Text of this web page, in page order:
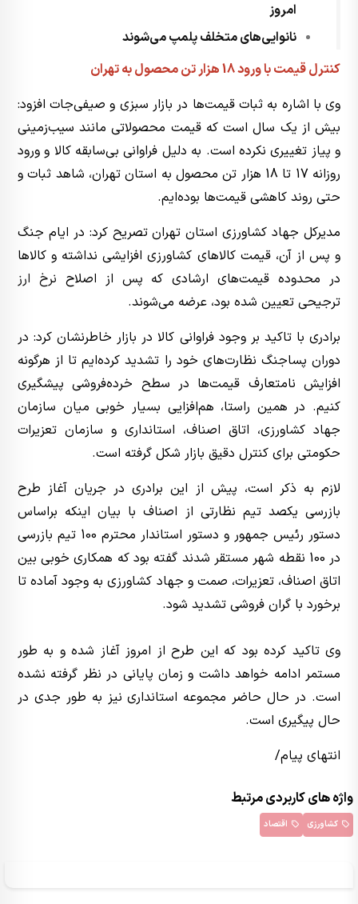
امروز
نانوایی‌های متخلف پلمپ می‌شوند
کنترل قیمت با ورود 18 هزار تن محصول به تهران
وی با اشاره به ثبات قیمت‌ها در بازار سبزی و صیفی‌جات افزود:
بیش از یک سال است که قیمت محصولاتی مانند سیب‌زمینی
و پیاز تغییری نکرده است. به دلیل فراوانی بی‌سابقه کالا و ورود
روزانه 17 تا 18 هزار تن محصول به استان تهران، شاهد ثبات و
حتی روند کاهشی قیمت‌ها بوده‌ایم.
مدیرکل جهاد کشاورزی استان تهران تصریح کرد: در ایام جنگ
و پس از آن، قیمت کالاهای کشاورزی افزایشی نداشته و کالاها
در محدوده قیمت‌های ارشادی که پس از اصلاح نرخ ارز
ترجیحی تعیین شده بود، عرضه می‌شوند.
برادری با تاکید بر وجود فراوانی کالا در بازار خاطرنشان کرد: در
دوران پساجنگ نظارت‌های خود را تشدید کرده‌ایم تا از هرگونه
افزایش نامتعارف قیمت‌ها در سطح خرده‌فروشی پیشگیری
کنیم. در همین راستا، هم‌افزایی بسیار خوبی میان سازمان
جهاد کشاورزی، اتاق اصناف، استانداری و سازمان تعزیرات
حکومتی برای کنترل دقیق بازار شکل گرفته است.
لازم به ذکر است، پیش از این برادری در جریان آغاز طرح
بازرسی یکصد تیم نظارتی از اصناف با بیان اینکه براساس
دستور رئیس جمهور و دستور استاندار محترم 100 تیم بازرسی
در 100 نقطه شهر مستقر شدند گفته بود که همکاری خوبی بین
اتاق اصناف، تعزیرات، صمت و جهاد کشاورزی به وجود آماده تا
برخورد با گران فروشی تشدید شود.
وی تاکید کرده بود که این طرح از امروز آغاز شده و به طور
مستمر ادامه خواهد داشت و زمان پایانی در نظر گرفته نشده
است. در حال حاضر مجموعه استانداری نیز به طور جدی در
حال پیگیری است.
انتهای پیام/
واژه های کاربردی مرتبط
کشاورزی اقتصاد